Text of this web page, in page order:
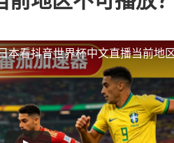
本看抖音世界杯中文直播当前地